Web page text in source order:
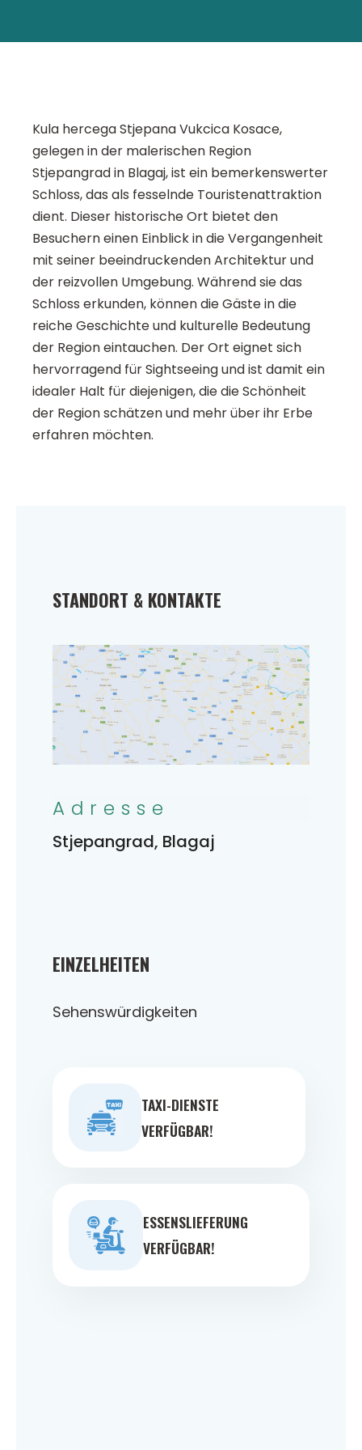
Kula hercega Stjepana Vukcica Kosace,
gelegen in der malerischen Region
Stjepangrad in Blagaj, ist ein bemerkenswerter
Schloss, das als fesselnde Touristenattraktion
dient. Dieser historische Ort bietet den
Besuchern einen Einblick in die Vergangenheit
mit seiner beeindruckenden Architektur und
der reizvollen Umgebung. Während sie das
Schloss erkunden, können die Gäste in die
reiche Geschichte und kulturelle Bedeutung
der Region eintauchen. Der Ort eignet sich
hervorragend für Sightseeing und ist damit ein
idealer Halt für diejenigen, die die Schönheit
der Region schätzen und mehr über ihr Erbe
erfahren möchten.
EINZELHEITEN
Sehenswürdigkeiten
TAXI-DIENSTE
VERFÜGBAR!
ESSENSLIEFERUNG
VERFÜGBAR!
STANDORT & KONTAKTE
Adresse
Stjepangrad, Blagaj